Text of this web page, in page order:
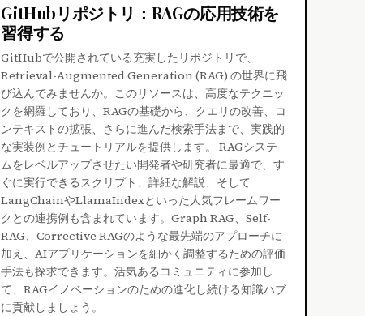
GitHubリポジトリ：RAGの応用技術を
習得する
GitHubで公開されている充実したリポジトリで、
Retrieval-Augmented Generation (RAG) の世界に飛
び込んでみませんか。このリソースは、高度なテクニッ
クを網羅しており、RAGの基礎から、クエリの改善、コ
ンテキストの拡張、さらに進んだ検索手法まで、実践的
な実装例とチュートリアルを提供します。 RAGシステ
ムをレベルアップさせたい開発者や研究者に最適で、す
ぐに実行できるスクリプト、詳細な解説、そして
LangChainやLlamaIndexといった人気フレームワー
クとの連携例も含まれています。Graph RAG、Self-
RAG、Corrective RAGのような最先端のアプローチに
加え、AIアプリケーションを細かく調整するための評価
手法も探求できます。活気あるコミュニティに参加し
て、RAGイノベーションのための進化し続ける知識ハブ
に貢献しましょう。